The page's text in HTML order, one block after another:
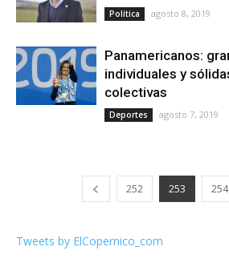
Política agosto 8, 2019
Panamericanos:
individuales y
colectivas
Deportes agosto 7, 2019
252 253 254
Tweets by ElCopernico_com